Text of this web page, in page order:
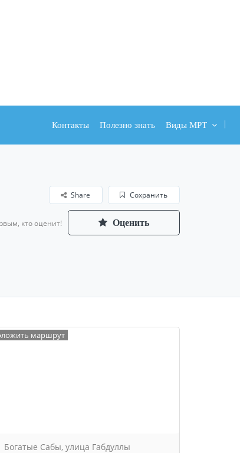
Контакты Полезно знать Виды МРТ
Сохранить
Share
кто оценит! Оценить
маршрут
Богатые Сабы, улица Габдуллы